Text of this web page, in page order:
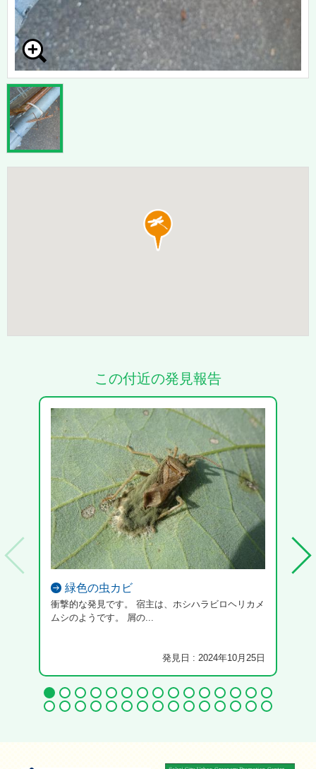
この付近の発見報告
緑色の虫カビ
衝撃的な発見です。 宿主は、ホシハラビロヘリカメ
ムシのようです。 屑の...
発見日 : 2024年10月25日